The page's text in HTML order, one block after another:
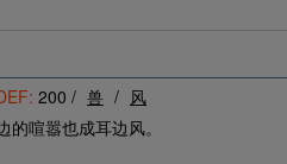
200 / 兽 / 风
喧嚣也成耳边风。